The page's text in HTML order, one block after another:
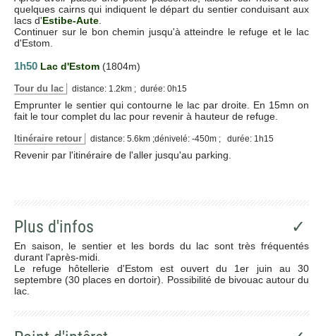
quelques cairns qui indiquent le départ du sentier conduisant aux
lacs d'Estibe-Aute
Continuer sur le bon chemin jusqu'à atteindre le refuge et le lac
d'Estom.
1h50 Lac d'Estom (1804m)
Tour du lac distance: 1.2km ; durée: 0h15
Emprunter le sentier qui contourne le lac par droite. En 15mn on
fait le tour complet du lac pour revenir à hauteur de refuge.
Itinéraire retour distance: 5.6km ;dénivelé: -450m ; durée: 1h15
Revenir par l'itinéraire de l'aller jusqu'au parking.
Plus d'infos ✓
En saison, le sentier et les bords du lac sont très fréquentés
durant l'après-midi.
Le refuge hôtellerie d'Estom est ouvert du 1er juin au 30
septembre (30 places en dortoir). Possibilité de bivouac autour du
lac.